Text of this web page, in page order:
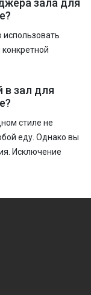
зала для
в зал для
стиле не
еду. Однако вы
Исключение